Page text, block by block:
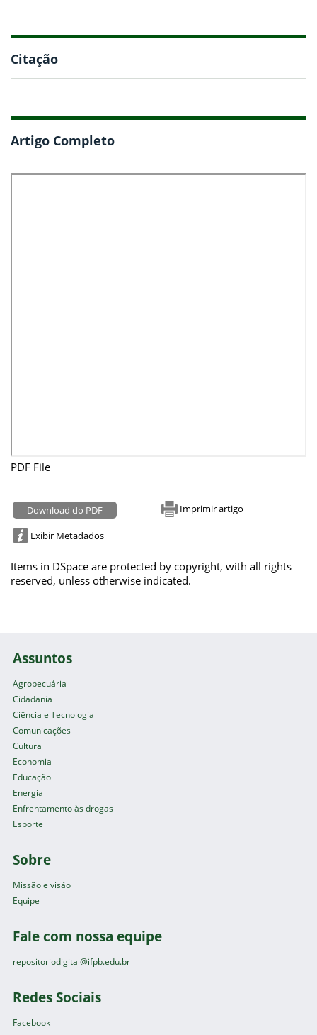
Citação
Artigo Completo
PDF File
Download do PDF Imprimir artigo
Exibir Metadados
Items in DSpace are protected by copyright, with all rights
reserved, unless otherwise indicated.
Assuntos
Agropecuária
Cidadania
Ciência e Tecnologia
Comunicações
Cultura
Economia
Educação
Energia
Enfrentamento às drogas
Esporte
Sobre
Missão e visão
Equipe
Fale com nossa equipe
repositoriodigital@ifpb.edu.br
Redes Sociais
Facebook